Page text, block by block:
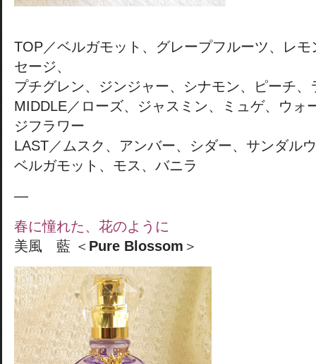
TOP／ベルガモット、グレープフルーツ、レ
セージ、
プチグレン、ジンジャー、シナモン、ピーチ、
MIDDLE／ローズ、ジャスミン、ミュゲ、ウォ
ジフラワー
LAST／ムスク、アンバー、シダー、サンダル
ベルガモット、モス、バニラ
—
春に憧れた、花のように
美風 藍 ＜ Pure Blossom ＞